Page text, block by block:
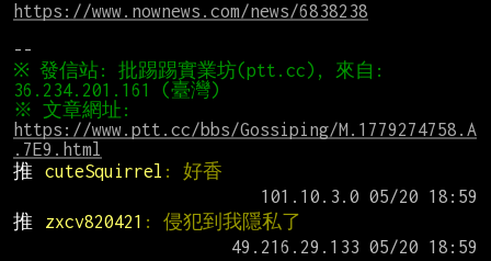
https://www.nownews.com/news/6838238
※ 發信站: 批踢踢實業坊(ptt.cc), 來自:
https://www.ptt.cc/bbs/Gossiping/M.1779274758.A
.7E9.html
推
cuteSquirrel : 好香
推
zxcv820421 : 侵犯到我隱私了